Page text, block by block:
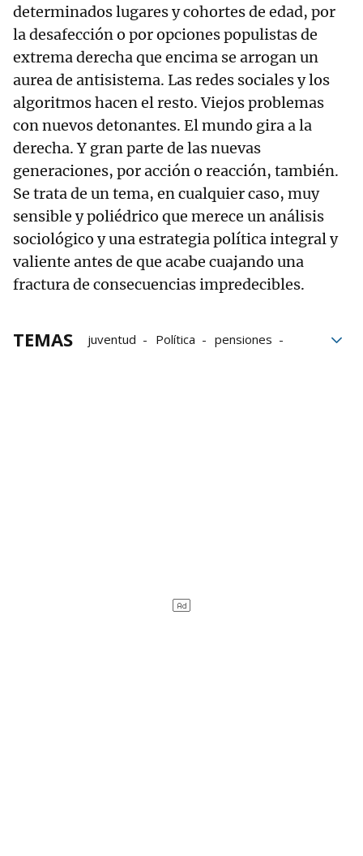
determinados lugares y cohortes de edad, por
la desafección o por opciones populistas de
extrema derecha que encima se arrogan un
aurea de antisistema. Las redes sociales y los
algoritmos hacen el resto. Viejos problemas
con nuevos detonantes. El mundo gira a la
derecha. Y gran parte de las nuevas
generaciones, por acción o reacción, también.
Se trata de un tema, en cualquier caso, muy
sensible y poliédrico que merece un análisis
sociológico y una estrategia política integral y
valiente antes de que acabe cuajando una
fractura de consecuencias impredecibles.
TEMAS juventud Política
pensiones